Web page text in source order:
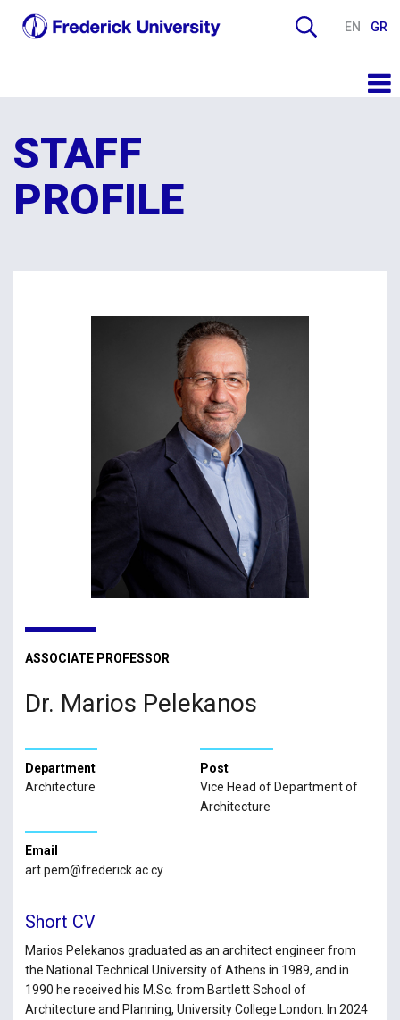
EN GR
STAFF
PROFILE
ASSOCIATE PROFESSOR
Dr. Marios Pelekanos
Department
Architecture
Post
Vice Head of Department of
Architecture
Email
art.pem@frederick.ac.cy
Short CV
Marios Pelekanos graduated as an architect engineer from
the National Technical University of Athens in 1989, and in
1990 he received his M.Sc. from Bartlett School of
Architecture and Planning, University College London. In 2024